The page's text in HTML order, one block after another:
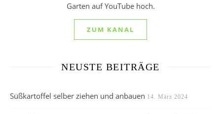
Garten auf YouTube hoch.
ZUM KANAL
NEUSTE BEITRÄGE
Süßkartoffel selber ziehen und anbauen 14. März 2024